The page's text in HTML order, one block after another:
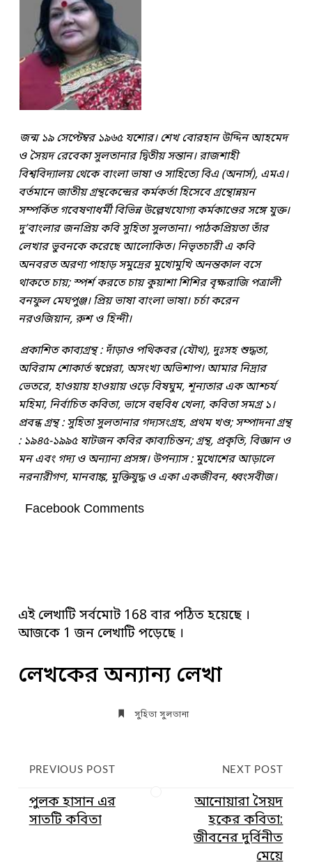
জন্ম ১৯ সেপ্টেম্বর ১৯৬৫ যশোর। শেখ বোরহান উদ্দিন আহমেদ
ও সৈয়দ রেবেকা সুলতানার দ্বিতীয় সন্তান। রাজশাহী
বিশ্ববিদ্যালয় থেকে বাংলা ভাষা ও সাহিত্যে বিএ (অনার্স), এমএ।
বর্তমানে জাতীয় গ্রন্থকেন্দ্রের কর্মকর্তা হিসেবে গ্রন্থোন্নয়ন
সম্পর্কিত গবেষণাধর্মী বিভিন্ন উল্লেখযোগ্য কর্মকাণ্ডের সঙ্গে যুক্ত।
দু’বাংলার জনপ্রিয় কবি সুহিতা সুলতানা। পাঠকপ্রিয়তা তাঁর
লেখার ভুবনকে করেছে আলোকিত। নিভৃতচারী এ কবি
অনবরত অরণ্য পাহাড় সমুদ্রের মুখোমুখি অনন্তকাল বসে
থাকতে চায়; স্পর্শ করতে চায় কুয়াশা শিশির বৃক্ষরাজি পত্রালী
বনফুল মেঘপুঞ্জ। প্রিয় ভাষা বাংলা ভাষা। চর্চা করেন
নরওজিয়ান, রুশ ও হিন্দী।
প্রকাশিত কাব্যগ্রন্থ : দাঁড়াও পথিকবর (যৌথ), দুঃসহ শুদ্ধতা,
অবিরাম শােকার্ত স্বপ্নেরা, অসংখ্য অভিশাপ। আমার নিদ্রার
ভেতরে, হাওয়ায় হাওয়ায় ওড়ে বিষঘুম, শূন্যতার এক আশ্চর্য
মহিমা, নির্বাচিত কবিতা, ভাসে বহুবিধ খেলা, কবিতা সমগ্র ১।
প্রবন্ধ গ্রন্থ : সুহিতা সুলতানার গদ্যসংগ্রহ, প্রথম খণ্ড; সম্পাদনা গ্রন্থ
: ১৯৪৫-১৯৯৫ ষাটজন কবির কাব্যচিন্তন; গ্রন্থ, প্রকৃতি, বিজ্ঞান ও
মন এবং গদ্য ও অন্যান্য প্রসঙ্গ। উপন্যাস : মুখােশের আড়ালে
নরনারীগণ, মানবাঙ্ক, মুক্তিযুদ্ধ ও একা একজীবন, ধ্বংসবীজ।
Facebook Comments
এই লেখাটি সর্বমোট 168 বার পঠিত হয়েছে ।
আজকে 1 জন লেখাটি পড়েছে ।
লেখকের অন্যান্য লেখা
সু‌হিতা সুলতানা
PREVIOUS POST
পুলক হাসান এর
সাতটি কবিতা
NEXT POST
আনোয়ারা সৈয়দ
হকের কবিতা:
জীবনের দুর্বিনীত
মেয়ে